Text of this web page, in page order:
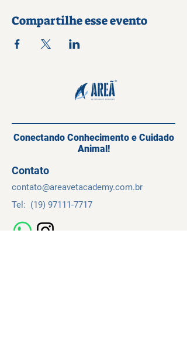
Compartilhe esse evento
Conectando Conhecimento e Cuidado
Animal!
Contato
contato@areavetacademy.com.br
Tel: (19) 97111-7717